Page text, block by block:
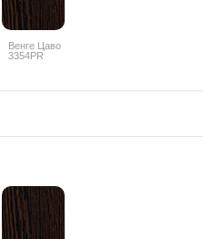
Венге Цаво
3354PR